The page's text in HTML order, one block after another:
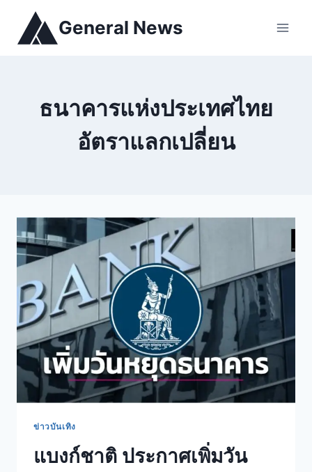
General News
ธนาคารแห่งประเทศไทย
อัตราแลกเปลี่ยน
ข่าวบันเทิง
แบงก์ชาติ ประกาศเพิ่มวัน